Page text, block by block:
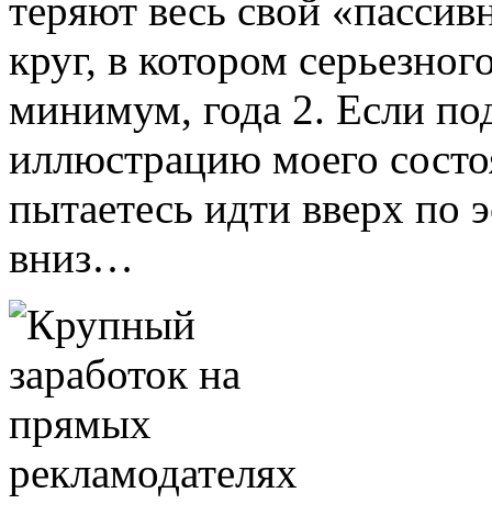
теряют весь свой
круг, в котором
минимум, года 2. Если
иллюстрацию моего
пытаетесь идти вверх по
вниз…